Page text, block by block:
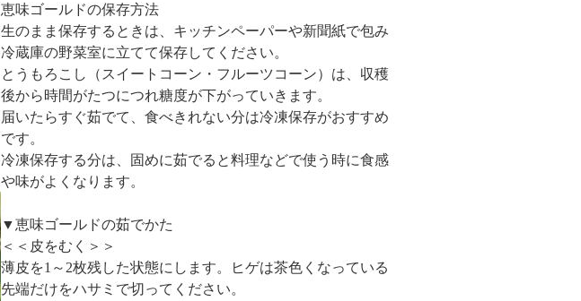
恵味ゴールドの保存方法
生のまま保存するときは、キッチンペーパーや新聞紙で包み
冷蔵庫の野菜室に立てて保存してください。
とうもろこし（スイートコーン・フルーツコーン）は、収穫
後から時間がたつにつれ糖度が下がっていきます。
届いたらすぐ茹でて、食べきれない分は冷凍保存がおすすめ
です。
冷凍保存する分は、固めに茹でると料理などで使う時に食感
や味がよくなります。
▼恵味ゴールドの茹でかた
＜＜皮をむく＞＞
薄皮を1～2枚残した状態にします。ヒゲは茶色くなっている
先端だけをハサミで切ってください。